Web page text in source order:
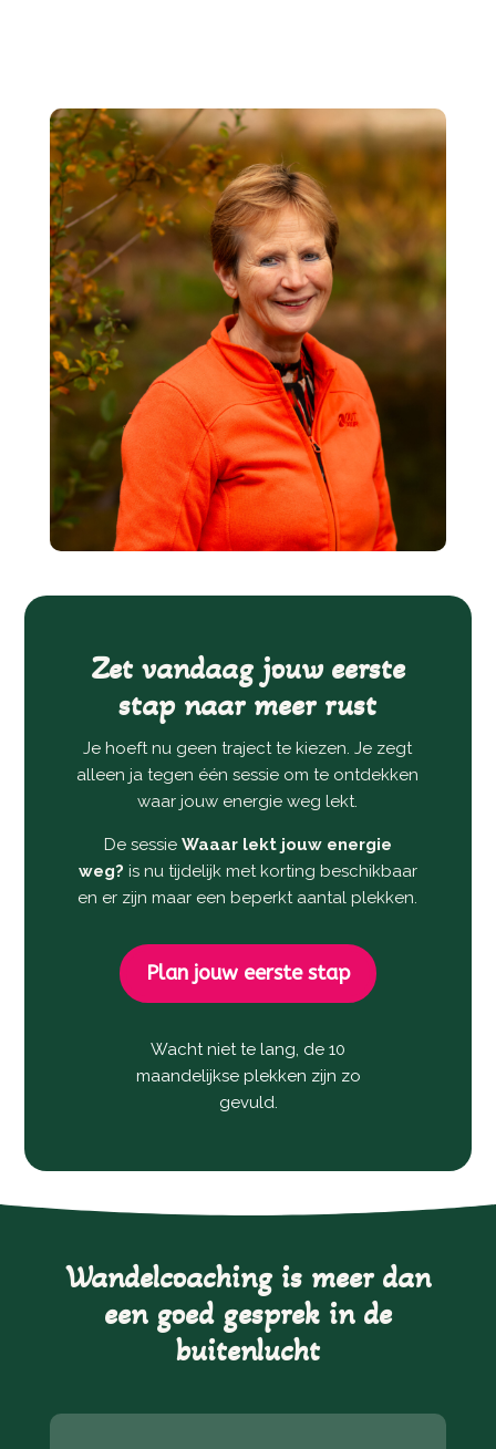
Zet vandaag jouw eerste
stap naar meer rust
Je hoeft nu geen traject te kiezen. Je zegt
alleen ja tegen één sessie om te ontdekken
waar jouw energie weg lekt.
De sessie Waaar lekt jouw energie
weg? is nu tijdelijk met korting beschikbaar
en er zijn maar een beperkt aantal plekken.
Plan jouw eerste stap
Wacht niet te lang, de 10
maandelijkse plekken zijn zo
gevuld.
Wandelcoaching is meer dan
een goed gesprek in de
buitenlucht